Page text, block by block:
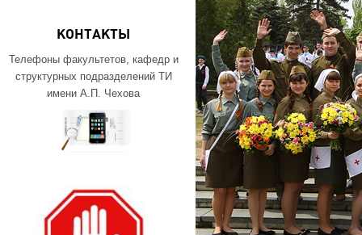
КОНТАКТЫ
Телефоны факультетов, кафедр и
структурных подразделений ТИ
имени А.П. Чехова